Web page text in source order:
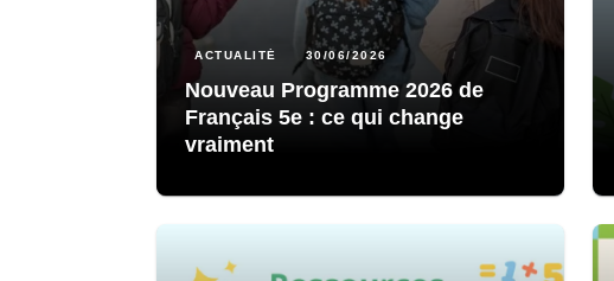
ACTUALITÉ 30/06/2026
Nouveau Programme 2026 de
Français 5e : ce qui change
vraiment